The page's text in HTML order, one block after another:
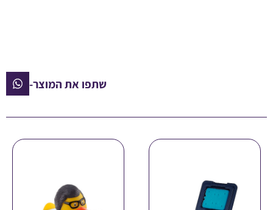
שתפו את המוצר-